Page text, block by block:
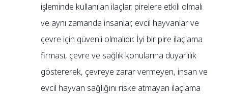
işleminde kullanılan ilaçlar, pirelere etkili olmalı
ve aynı zamanda insanlar, evcil hayvanlar ve
çevre için güvenli olmalıdır. İyi bir pire ilaçlama
firması, çevre ve sağlık konularına duyarlılık
göstererek, çevreye zarar vermeyen, insan ve
evcil hayvan sağlığını riske atmayan ilaçlama